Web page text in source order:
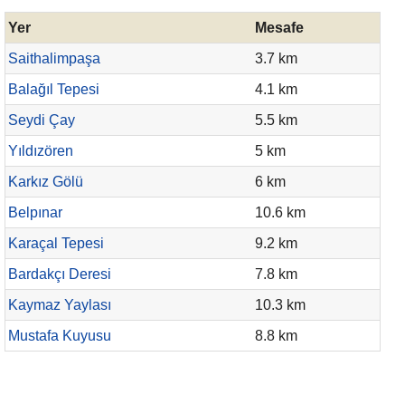
Yer
Mesafe
Saithalimpaşa
3.7 km
Balağıl Tepesi
4.1 km
Seydi Çay
5.5 km
Yıldızören
5 km
Karkız Gölü
6 km
Belpınar
10.6 km
Karaçal Tepesi
9.2 km
Bardakçı Deresi
7.8 km
Kaymaz Yaylası
10.3 km
Mustafa Kuyusu
8.8 km